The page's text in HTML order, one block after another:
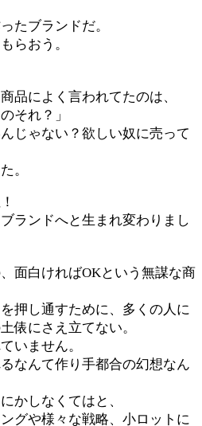
たブランドだ。
らおう。
品によく言われてたのは、
それ？」
じゃない？欲しい奴に売って
。
ランドへと生まれ変わりまし
面白ければOKという無謀な商
押し通すために、多くの人に
俵にさえ立てない。
いません。
なんて作り手都合の幻想なん
かしなくてはと、
グや様々な戦略、小ロットに